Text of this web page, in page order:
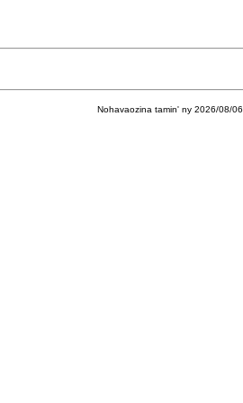
Nohavaozina tamin' ny 2026/08/06